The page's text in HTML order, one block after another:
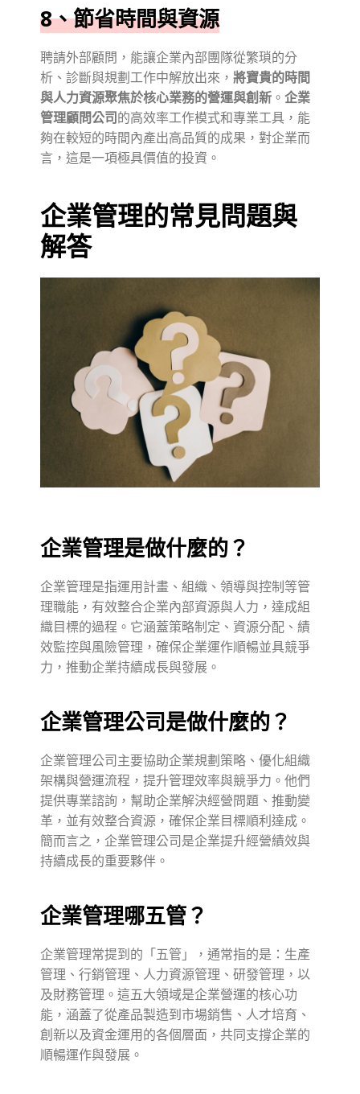
8、節省時間與資源
聘請外部顧問，能讓企業內部團隊從繁瑣的分
析、診斷與規劃工作中解放出來， 將寶貴的時間
與人力資源聚焦於核心業務的營運與創新 。 企業
管理顧問公司的高效率工作模式和專業工具，能
夠在較短的時間內產出高品質的成果，對企業而
言，這是一項極具價值的投資。
企業管理的常見問題與
解答
企業管理是做什麼的？
企業管理是指運用計畫、組織、領導與控制等管
理職能，有效整合企業內部資源與人力，達成組
織目標的過程。它涵蓋策略制定、資源分配、績
效監控與風險管理，確保企業運作順暢並具競爭
力，推動企業持續成長與發展。
企業管理公司是做什麼的？
企業管理公司主要協助企業規劃策略、優化組織
架構與營運流程，提升管理效率與競爭力。他們
提供專業諮詢，幫助企業解決經營問題、推動變
革，並有效整合資源，確保企業目標順利達成。
簡而言之，企業管理公司是企業提升經營績效與
持續成長的重要夥伴。
企業管理哪五管？
企業管理常提到的「五管」，通常指的是：生產
管理、行銷管理、人力資源管理、研發管理，以
及財務管理。這五大領域是企業營運的核心功
能，涵蓋了從產品製造到市場銷售、人才培育、
創新以及資金運用的各個層面，共同支撐企業的
順暢運作與發展。